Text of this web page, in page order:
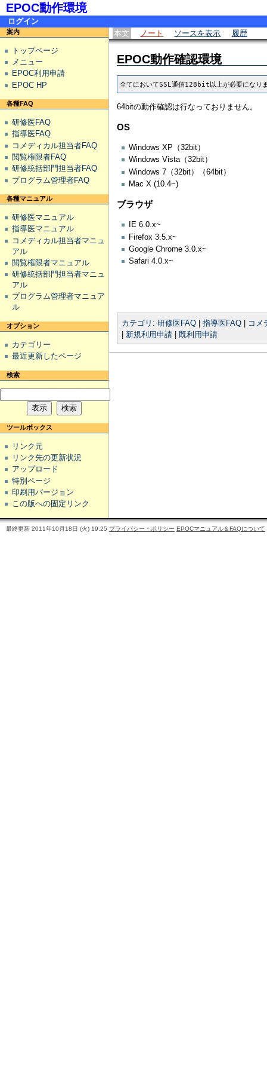
EPOC動作環境
本文 ノート ソースを表示 履歴
EPOC動作確認環境
64bitの動作確認は行なっておりません。
OS
Windows XP（32bit）
Windows Vista（32bit）
Windows 7（32bit）（64bit）
Mac X (10.4~)
ブラウザ
IE 6.0.x~
Firefox 3.5.x~
Google Chrome 3.0.x~
Safari 4.0.x~
カテゴリ : 研修医FAQ| 指導医FAQ|
コメ
新規利用申請| 既利用申請
案内
トップページ
メニュー
EPOC利用申請
EPOC HP
各種FAQ
研修医FAQ
指導医FAQ
コメディカル担当者FAQ
閲覧権限者FAQ
研修統括部門担当者FAQ
プログラム管理者FAQ
各種マニュアル
研修医マニュアル
指導医マニュアル
コメディカル担当者マニュ
アル
閲覧権限者マニュアル
研修統括部門担当者マニュ
アル
プログラム管理者マニュア
ル
オプション
カテゴリー
最近更新したページ
検索
ツールボックス
リンク元
リンク先の更新状況
アップロード
特別ページ
印刷用バージョン
この版への固定リンク
ログイン
最終更新 2011年10月18日 (火) 19:25 プライバシー・ポリシー EPOCマニュアル＆FAQについて